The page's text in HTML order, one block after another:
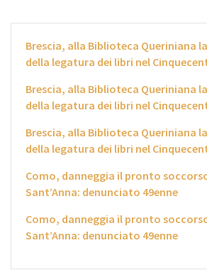
Brescia, alla Biblioteca Queriniana
della legatura dei libri nel
Brescia, alla Biblioteca Queriniana
della legatura dei libri nel
Brescia, alla Biblioteca Queriniana
della legatura dei libri nel
Como, danneggia il pronto
Sant’Anna: denunciato 49enne
Como, danneggia il pronto
Sant’Anna: denunciato 49enne